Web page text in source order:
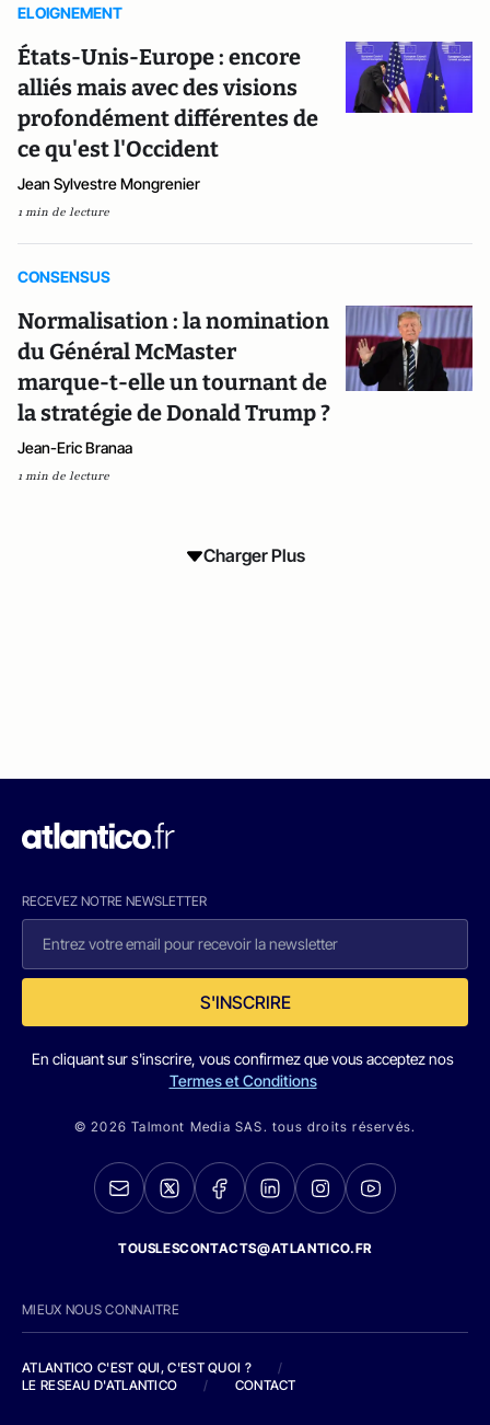
ELOIGNEMENT
États-Unis-Europe : encore
alliés mais avec des visions
profondément différentes de
ce qu'est l'Occident
Jean Sylvestre Mongrenier
1 min de lecture
CONSENSUS
Normalisation : la nomination
du Général McMaster
marque-t-elle un tournant de
la stratégie de Donald Trump ?
Jean-Eric Branaa
1 min de lecture
Charger Plus
RECEVEZ NOTRE NEWSLETTER
S'INSCRIRE
En cliquant sur s'inscrire, vous confirmez que vous acceptez nos
Termes et Conditions
© 2026 Talmont Media SAS. tous droits réservés.
TOUSLESCONTACTS@ATLANTICO.FR
MIEUX NOUS CONNAITRE
ATLANTICO C'EST QUI, C'EST QUOI ?
/
LE RESEAU D'ATLANTICO
/ CONTACT